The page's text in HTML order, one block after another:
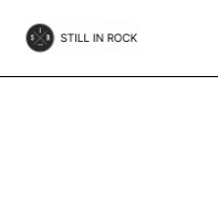
the